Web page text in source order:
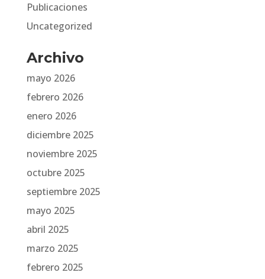
Publicaciones
Uncategorized
Archivo
mayo 2026
febrero 2026
enero 2026
diciembre 2025
noviembre 2025
octubre 2025
septiembre 2025
mayo 2025
abril 2025
marzo 2025
febrero 2025